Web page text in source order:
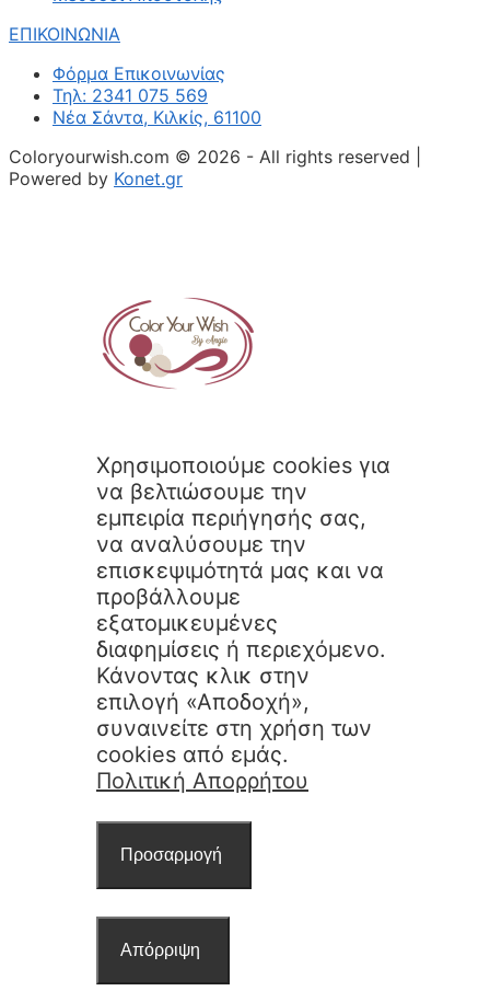
ΕΠΙΚΟΙΝΩΝΙΑ
Φόρμα Επικοινωνίας
Τηλ: 2341 075 569
Νέα Σάντα, Κιλκίς, 61100
Coloryourwish.com © 2026 - All rights reserved |
Powered by Konet.gr
Χρησιμοποιούμε cookies για
να βελτιώσουμε την
εμπειρία περιήγησής σας,
να αναλύσουμε την
επισκεψιμότητά μας και να
προβάλλουμε
εξατομικευμένες
διαφημίσεις ή περιεχόμενο.
Κάνοντας κλικ στην
επιλογή «Αποδοχή»,
συναινείτε στη χρήση των
cookies από εμάς.
Πολιτική Απορρήτου
Προσαρμογή
Απόρριψη